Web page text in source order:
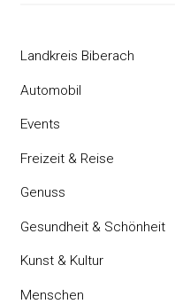
Landkreis Biberach
Automobil
Events
Freizeit & Reise
Genuss
Gesundheit & Schönheit
Kunst & Kultur
Menschen